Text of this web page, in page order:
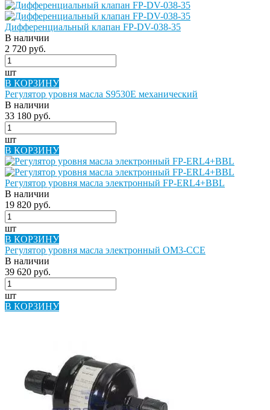
Дифференциальный клапан FP-DV-038-35
В наличии
2 720 руб.
шт
В КОРЗИНУ
Регулятор уровня масла S9530E механический
В наличии
33 180 руб.
шт
В КОРЗИНУ
Регулятор уровня масла электронный FP-ERL4+BBL
В наличии
19 820 руб.
шт
В КОРЗИНУ
Регулятор уровня масла электронный OM3-CCE
В наличии
39 620 руб.
шт
В КОРЗИНУ